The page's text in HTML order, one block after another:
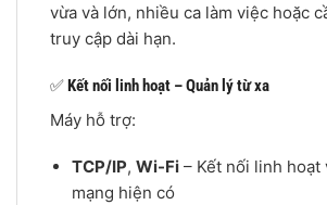
vừa và lớn, nhiều ca làm việc hoặc
truy cập dài hạn.
✅Kết nối linh hoạt – Quản lý từ xa
Máy hỗ trợ:
TCP/IP, Wi-Fi– Kết nối linh hoạt
mạng hiện có